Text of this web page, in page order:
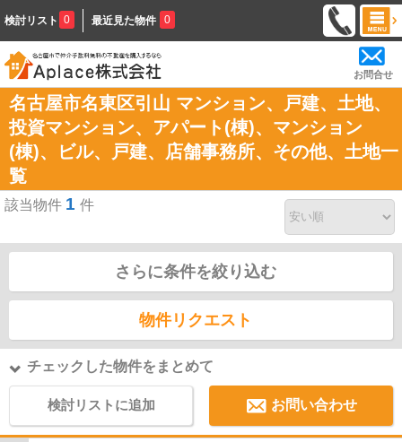
検討リスト 0 最近見た物件 0
お問合せ
名古屋市名東区引山 マンション、戸建、土地、
投資マンション、アパート(棟)、マンション
(棟)、ビル、戸建、店舗事務所、その他、土地一
覧
該当物件 1 件
さらに条件を絞り込む
物件リクエスト
チェックした物件をまとめて
検討リストに追加 お問い合わせ